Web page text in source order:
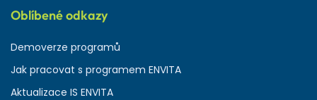
Oblíbené odkazy
Demoverze programů
Jak pracovat s programem ENVITA
Aktualizace IS ENVITA